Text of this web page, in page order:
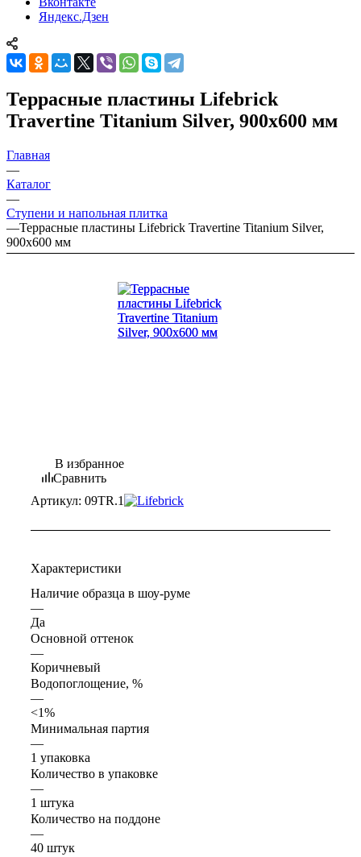
Яндекс.Дзен
Террасные пластины Lifebrick
Travertine Titanium Silver, 900x600 мм
Главная
—
Каталог
—
Ступени и напольная плитка
—Террасные пластины Lifebrick Travertine Titanium Silver,
900x600 мм
В избранное
Сравнить
Артикул: 09TR.1
Характеристики
Наличие образца в шоу-руме
—
Да
Основной оттенок
—
Коричневый
Водопоглощение, %
—
<1%
Минимальная партия
—
1 упаковка
Количество в упаковке
—
1 штука
Количество на поддоне
—
40 штук